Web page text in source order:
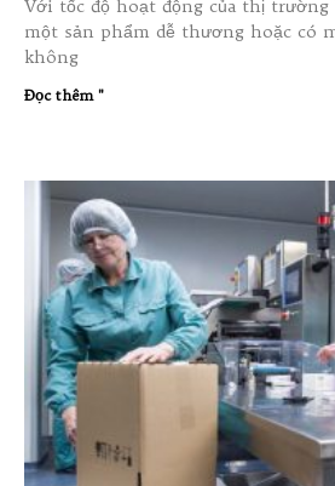
Với tốc độ hoạt động của thị trường
một sản phẩm dễ thương hoặc có
không
Đọc thêm "